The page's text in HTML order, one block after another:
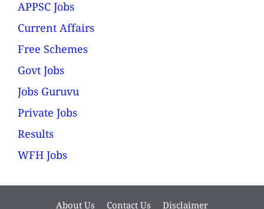
APPSC Jobs
Current Affairs
Free Schemes
Govt Jobs
Jobs Guruvu
Private Jobs
Results
WFH Jobs
About Us Contact Us Disclaimer